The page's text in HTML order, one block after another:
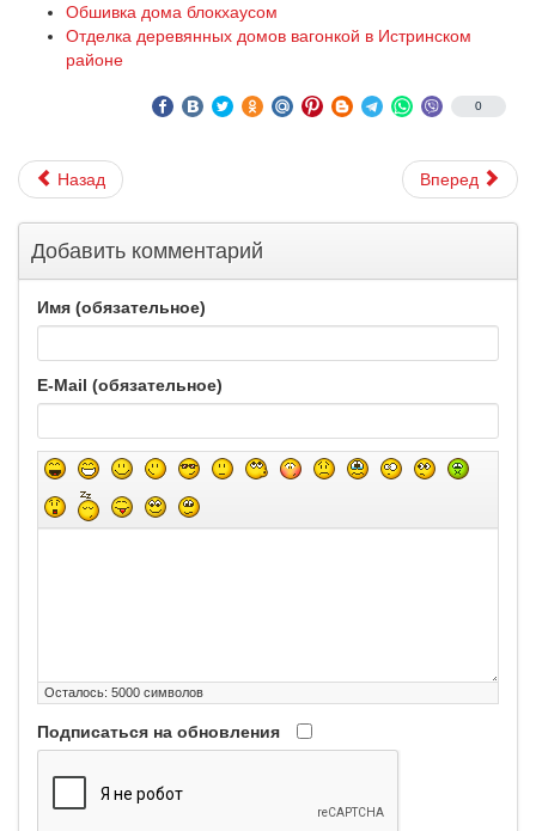
Обшивка дома блокхаусом
Отделка деревянных домов вагонкой в Истринском
районе
0
Назад Вперед
Добавить комментарий
Имя (обязательное)
E-Mail (обязательное)
Осталось: 5000 символов
Подписаться на обновления